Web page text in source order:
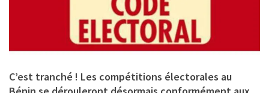
C’est tranché ! Les compétitions électorales au